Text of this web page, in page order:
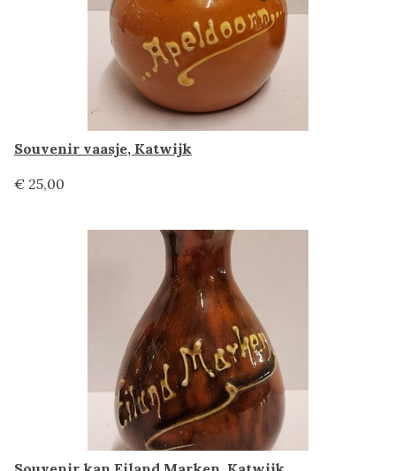
Souvenir vaasje, Katwijk
€ 25,00